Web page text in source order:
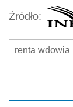
Źródło:
renta wdowia